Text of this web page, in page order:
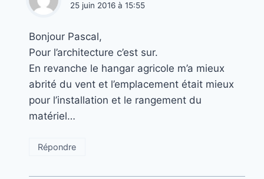
25 juin 2016 à 15:55
Bonjour Pascal,
Pour l’architecture c’est sur.
En revanche le hangar agricole m’a mieux
abrité du vent et l’emplacement était mieux
pour l’installation et le rangement du
matériel…
Répondre